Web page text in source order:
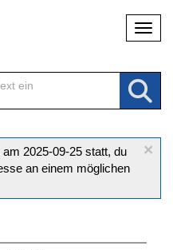
×
2025-09-25 statt, du
an einem möglichen